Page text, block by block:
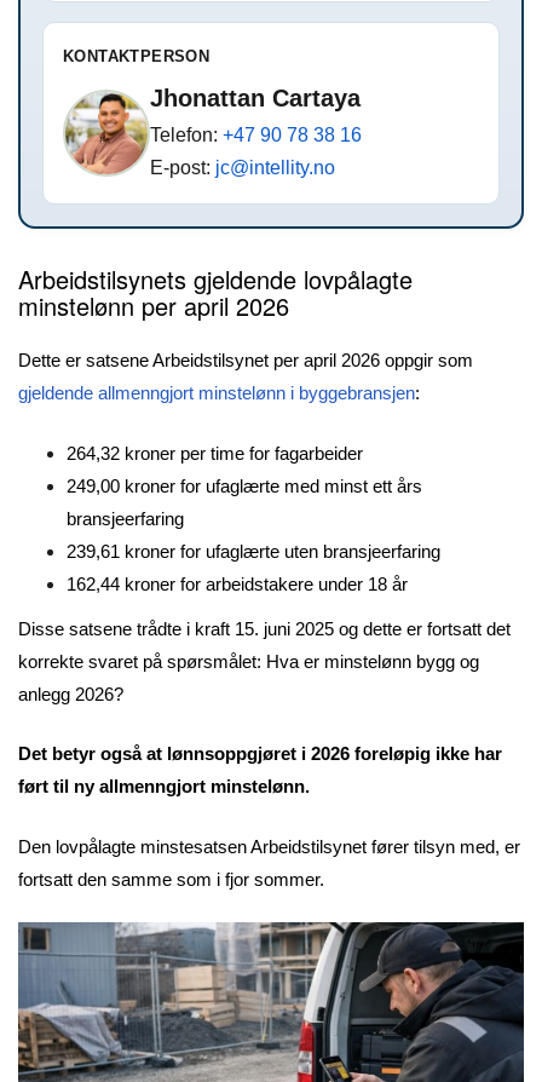
KONTAKTPERSON
Jhonattan Cartaya
Telefon: +47 90 78 38 16
E-post: jc@intellity.no
Arbeidstilsynets gjeldende lovpålagte
minstelønn per april 2026
Dette er satsene Arbeidstilsynet per april 2026 oppgir som
gjeldende allmenngjort minstelønn i byggebransjen:
264,32 kroner per time for fagarbeider
249,00 kroner for ufaglærte med minst ett års
bransjeerfaring
239,61 kroner for ufaglærte uten bransjeerfaring
162,44 kroner for arbeidstakere under 18 år
Disse satsene trådte i kraft 15. juni 2025 og dette er fortsatt det
korrekte svaret på spørsmålet: Hva er minstelønn bygg og
anlegg 2026?
Det betyr også at lønnsoppgjøret i 2026 foreløpig ikke har
ført til ny allmenngjort minstelønn.
Den lovpålagte minstesatsen Arbeidstilsynet fører tilsyn med, er
fortsatt den samme som i fjor sommer.